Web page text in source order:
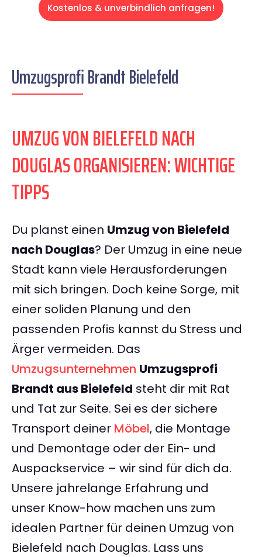
Kostenlos & unverbindlich anfragen!
Umzugsprofi Brandt Bielefeld
UMZUG VON BIELEFELD NACH
DOUGLAS ORGANISIEREN: WICHTIGE
TIPPS
Du planst einen Umzug von Bielefeld
nach Douglas? Der Umzug in eine neue
Stadt kann viele Herausforderungen
mit sich bringen. Doch keine Sorge, mit
einer soliden Planung und den
passenden Profis kannst du Stress und
Ärger vermeiden. Das
Umzugsunternehmen Umzugsprofi
Brandt aus Bielefeld steht dir mit Rat
und Tat zur Seite. Sei es der sichere
Transport deiner Möbel, die Montage
und Demontage oder der Ein- und
Auspackservice – wir sind für dich da.
Unsere jahrelange Erfahrung und
unser Know-how machen uns zum
idealen Partner für deinen Umzug von
Bielefeld nach Douglas. Lass uns